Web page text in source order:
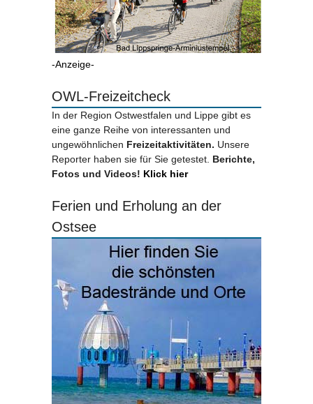
-Anzeige-
OWL-Freizeitcheck
In der Region Ostwestfalen und Lippe gibt es
eine ganze Reihe von interessanten und
ungewöhnlichen Freizeitaktivitäten. Unsere
Reporter haben sie für Sie getestet. Berichte,
Fotos und Videos! Klick hier
Ferien und Erholung an der
Ostsee